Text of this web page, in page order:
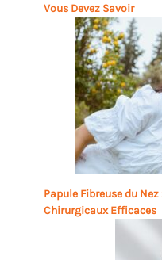
Vous Devez Savoir
Papule Fibreuse du
Chirurgicaux Efficaces